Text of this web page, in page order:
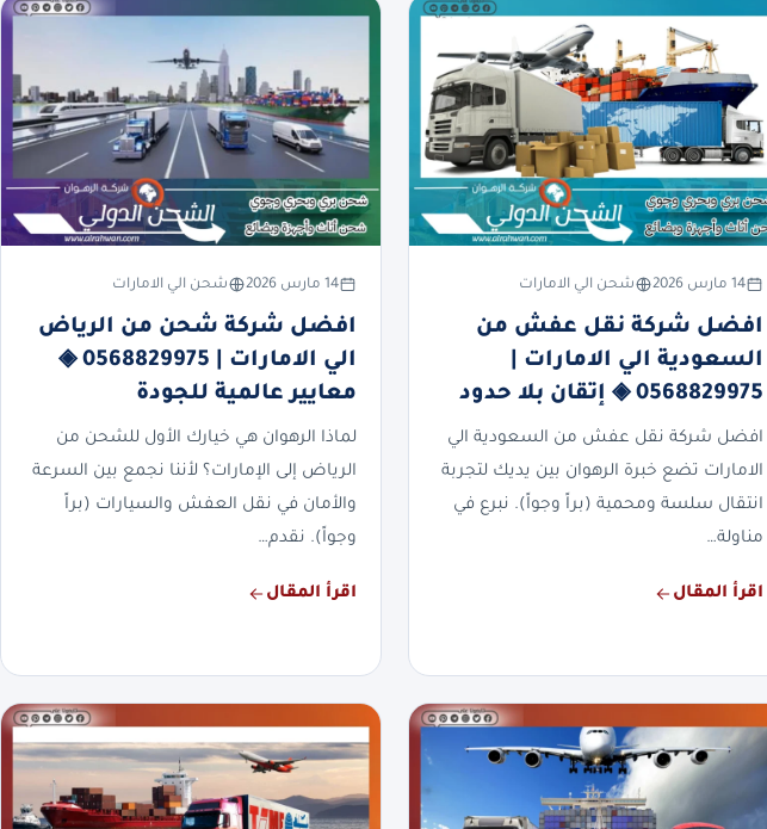
14 مارس 2026 شحن الي الامارات
افضل شركة نقل عفش من
السعودية الي الامارات |
0568829975 ◈ إتقان بلا حدود
افضل شركة نقل عفش من السعودية الي
الامارات تضع خبرة الرهوان بين يديك لتجربة
انتقال سلسة ومحمية (براً وجواً). نبرع في
مناولة…
اقرأ المقال
14 مارس 2026 شحن الي الامارات
افضل شركة شحن من الرياض
الي الامارات | 0568829975 ◈
معايير عالمية للجودة
لماذا الرهوان هي خيارك الأول للشحن من
الرياض إلى الإمارات؟ لأننا نجمع بين السرعة
والأمان في نقل العفش والسيارات (براً
وجواً). نقدم…
اقرأ المقال